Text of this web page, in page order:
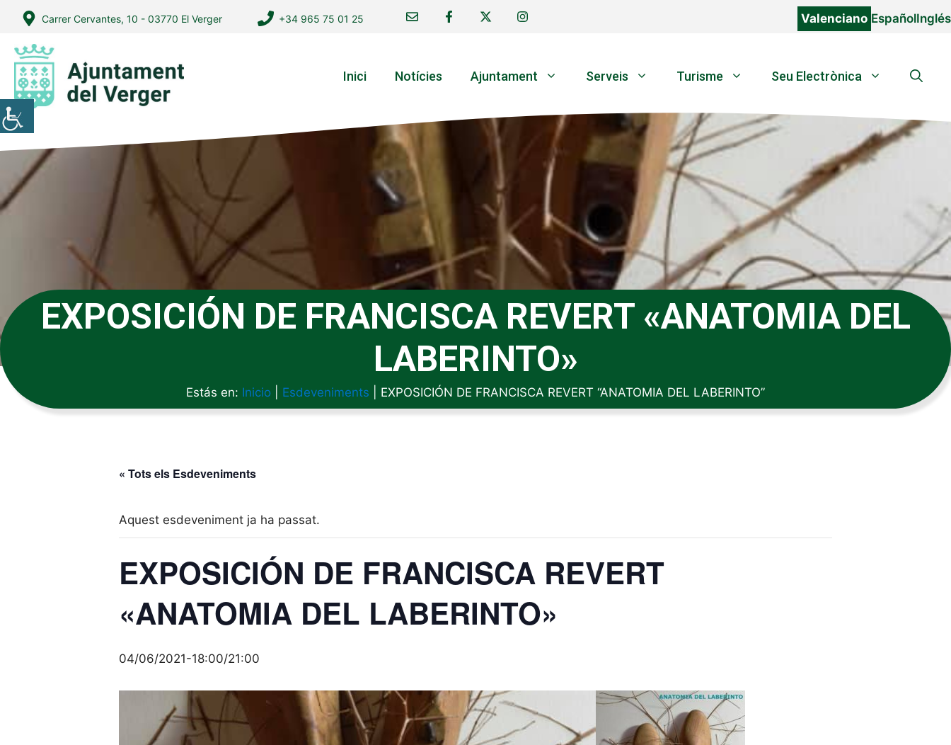
contingut
Carrer Cervantes, 10 - 03770 El Verger +34 965 75 01 25 Valenciano EspañolInglés
Inici Notícies Ajuntament Serveis Turisme Seu Electrònica
EXPOSICIÓN DE FRANCISCA REVERT «ANATOMIA DEL
LABERINTO»
Estás en: Inicio Esdeveniments EXPOSICIÓN DE FRANCISCA REVERT “ANATOMIA DEL LABERINTO”
« Tots els Esdeveniments
Aquest esdeveniment ja ha passat.
EXPOSICIÓN DE FRANCISCA REVERT
«ANATOMIA DEL LABERINTO»
04/06/2021-18:00/21:00